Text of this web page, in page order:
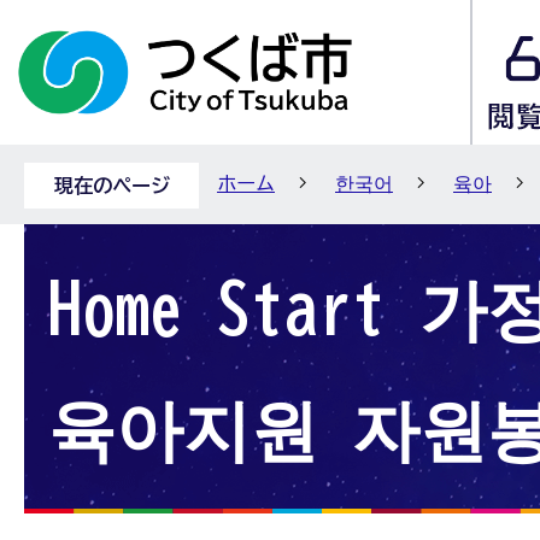
現在のページ ホーム 한국어 육아
Home Start 가
육아지원 자원